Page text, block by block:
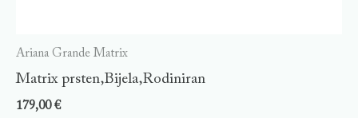
Ariana Grande Matrix
Matrix prsten,Bijela,Rodiniran
179,00€